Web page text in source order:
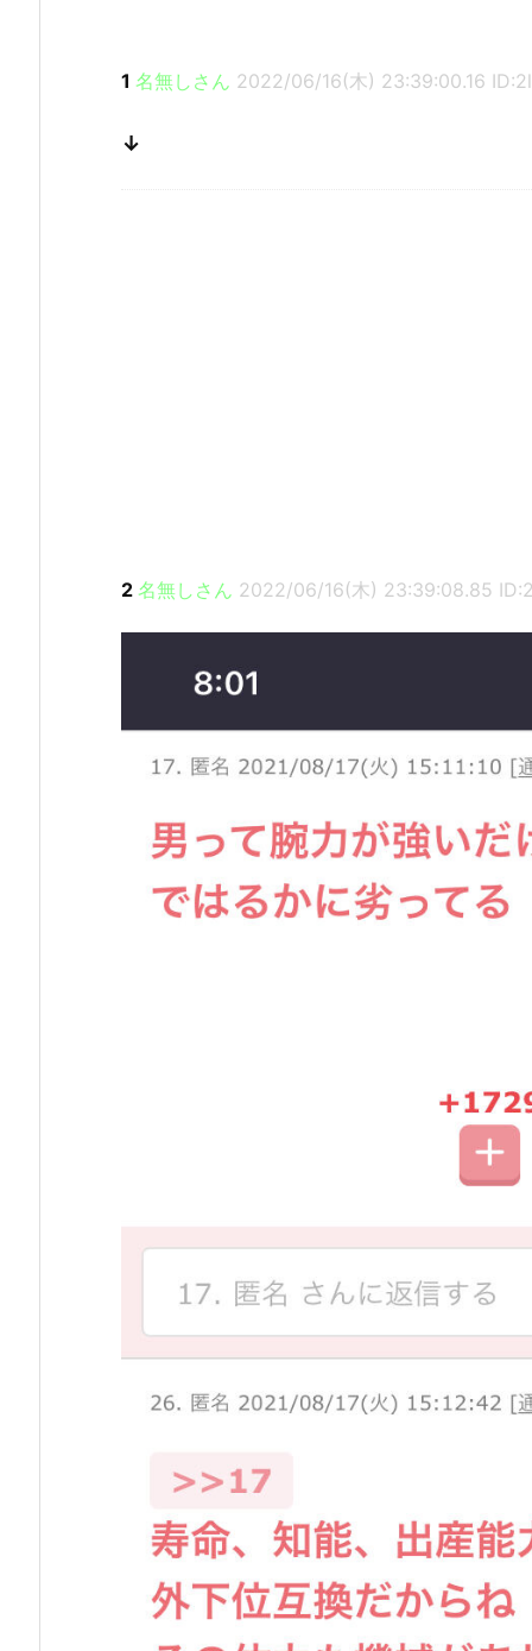
1 名無しさん 2022/06/16(木) 23:39:00.16
↓
2 名無しさん 2022/06/16(木) 23:39:08.85